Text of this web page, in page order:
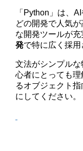
「Python」は、
どの開発で人気
な開発ツールが
発で特に広く採用
文法がシンプル
心者にとっても
るオブジェクト
にしてください。